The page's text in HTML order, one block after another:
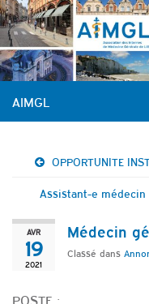
AIMGL
OPPORTUNITE
Assistant-e médecin
AVR
19
2021
Médecin
Classé dans
POSTE :